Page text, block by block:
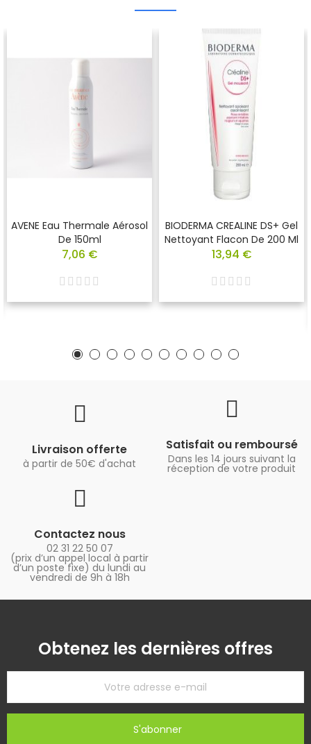
AVENE Eau Thermale Aérosol
De 150ml
7,06 €
BIODERMA CREALINE DS+ Gel
Nettoyant Flacon De 200 Ml
13,94 €
Livraison offerte
à partir de 50€ d'achat
Satisfait ou remboursé
Dans les 14 jours suivant la
réception de votre produit
Contactez nous
02 31 22 50 07
(prix d’un appel local à partir
d’un poste fixe) du lundi au
vendredi de 9h à 18h
Obtenez les dernières offres
S'abonner